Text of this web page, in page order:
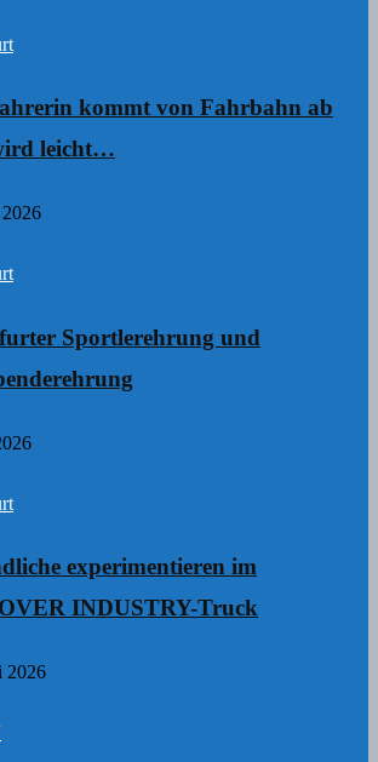
kommt von Fahrbahn ab
leicht…
Sportlerehrung und
experimentieren im
INDUSTRY-Truck
2026